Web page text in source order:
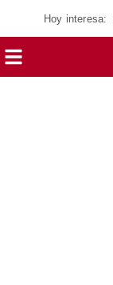
Hoy interesa: